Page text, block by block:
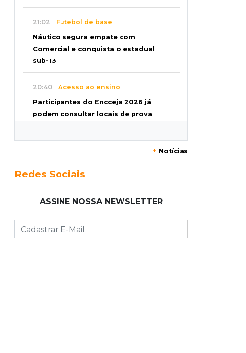
21:02 Futebol de base
Náutico segura empate com
Comercial e conquista o estadual
sub-13
20:40 Acesso ao ensino
Participantes do Encceja 2026 já
podem consultar locais de prova
20:29Pedro Gomes
jogo que vale acesso inédito à Série
A2
+ Notícias
Redes Sociais
ASSINE NOSSA NEWSLETTER